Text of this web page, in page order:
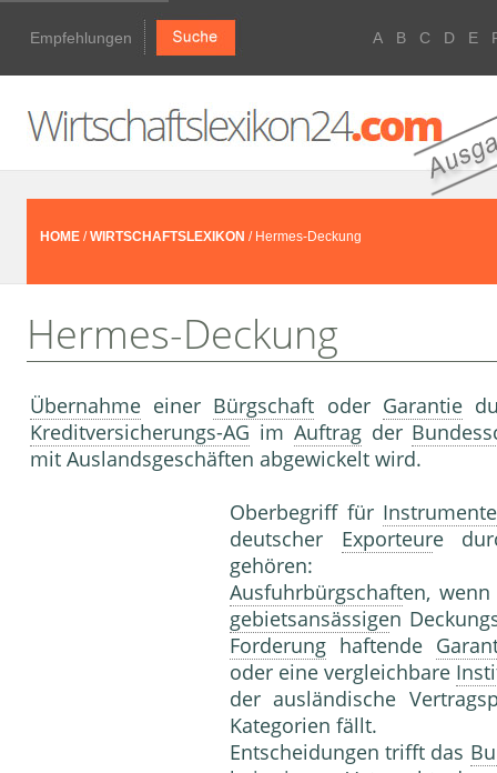
Empfehlungen A B C D E
HOME /WIRTSCHAFTSLEXIKON / Hermes-Deckung
Hermes-Deckung
Übernahme einer Bürgschaft oder Garantie
Kreditversicherungs-AG im Auftragder
mit Auslandsgeschäften abgewickelt wird.
Oberbegriff für Instrumente
deutscher Exporteure
gehören:
Ausfuhrbürgschaften,
gebietsansässigen
Forderung haftende
oder eine vergleichbare
der ausländische
Kategorien fällt.
Entscheidungen trifft das